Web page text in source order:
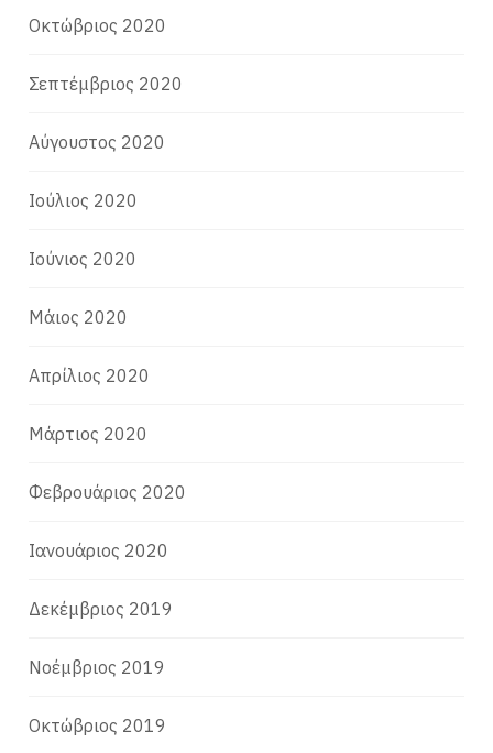
Οκτώβριος 2020
Σεπτέμβριος 2020
Αύγουστος 2020
Ιούλιος 2020
Ιούνιος 2020
Μάιος 2020
Απρίλιος 2020
Μάρτιος 2020
Φεβρουάριος 2020
Ιανουάριος 2020
Δεκέμβριος 2019
Νοέμβριος 2019
Οκτώβριος 2019